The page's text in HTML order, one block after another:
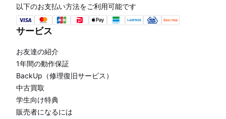
以下のお支払い方法をご利用可能です
サービス
お友達の紹介
1年間の動作保証
BackUp（修理復旧サービス）
中古買取
学生向け特典
販売者になるには